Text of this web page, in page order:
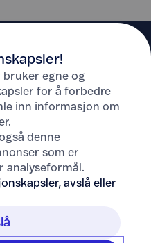
bruker egne og
for å forbedre
inn informasjon om
denne
som er
analyseformål.
avslå eller